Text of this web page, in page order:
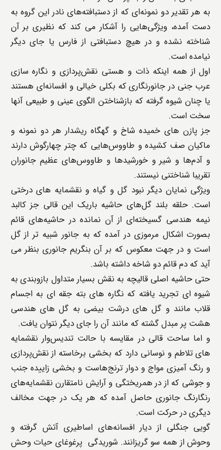
به هر تقدیر دو نمونه‌ای که از دستبافته‌های نادر این گروه به
دست آمده، ویژگی‌هایی را آشکار می کند که نظیری بر آن
شناخته نشده و در هیچ دستبافتی از فارس یا جای دیگر
نیامده است.
اول از همه اینکه ذات و هستی نقش‌پردازی و نگاره سازی
عرب جنی در جانورنگاری که بکلی خیالی و افسانه‌ای هستند
یا چنان شیوه گرفته که بازشناختن الگوی عینی و طبیعی آنها
سخت است.
جز پازن های خمیده شاخ و گهگاه ریشدار هر دو نمونه و
ماکیان صف کشیده و طاووس‌هایی که چتر چهارگوش دارند
و آدم‌ها و شیر و خورشیدها و طاووس‌های عظیم جانوران
تقریبا شناختنی نیستند.
ویژگی نمایان دیگر نبود گل و گیاه و نقشمایه های درختی
است. حلقه بلند گل‌های حاشیه باریک این قالی جز کالبد
نیمه هندسی گسیخته‌ای از آن نمانده در حاشیه‌های قائم
بصورت اشکال مرموزی در آمده که به جانور شبیه تر از گل
است و در جهت معکوس که بر آن بنگریم جانوری بنظر می
آید که دم قائم دو شاخه داشته باشد.
حتی حاشیه اصلی قالیچه به نقش بسیار متداول بازوبندی به
شیوه ای تجرید یافته که نگاره های بته جقه ای به اجسام
قلاب مانند و گل های درشت بیضی به گل های هندسی
هشت پر مبدل گشته که مانند آن را جای دیگر نتوان یافت.
و اما ساحت قالی در مقایسه با حالت تندیس‌وار نقشمایه
های تلاطم و نوسانی دارد که بخشی برخاسته از نقش‌پردازی
و رنگ آمیزی مواج و دوار ترنج‌هاست و بخشی زاییده جنب
و جوشی که از در همریختگی و آرایش نامتقارن نقشمایه‌های
رنگارنگ جانوری حاصل آمده که هر یک در جهت مخالف
دیگری در حرکت است.
گویی جنگلی از دیار افسانه‌های اساطیری آتش گرفته و
وحوش از همه سو گریزانند. شوریدگی پرغوغای حیات وحش